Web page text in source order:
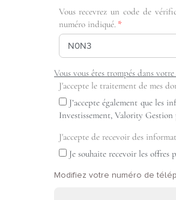
Vous recevrez un code de
numéro indiqué.
Vous vous êtes trompés dans
J'accepte le traitement de mes
J’accepte également que les
Investissement, Valority
J'accepte de recevoir des
Je souhaite recevoir les
Modifiez votre numéro de